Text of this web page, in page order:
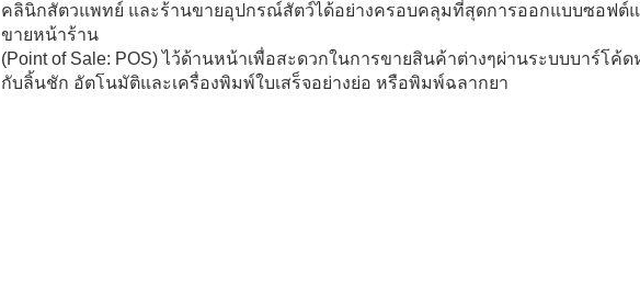
คลินิกสัตวแพทย์ และร้านขายอุปกรณ์สัตว์ได้อย่างครอบคลุมที่สุดการออกแบบซอฟต์แ
ขายหน้าร้าน
(Point of Sale: POS) ไว้ด้านหน้าเพื่อสะดวกในการขายสินค้าต่างๆผ่านระบบบาร์โค้
กับลิ้นชัก อัตโนมัติและเครื่องพิมพ์ใบเสร็จอย่างย่อ หรือพิมพ์ฉลากยา